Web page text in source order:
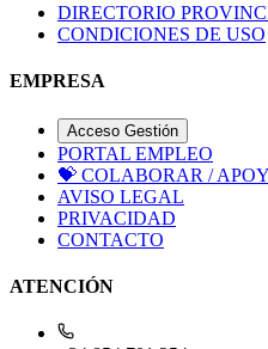
OPOSICIONES
DIRECTORIO
CONDICIONES DE USO
EMPRESA
Acceso Gestión
PORTAL EMPLEO
💝COLABORAR /
AVISO LEGAL
PRIVACIDAD
CONTACTO
ATENCIÓN